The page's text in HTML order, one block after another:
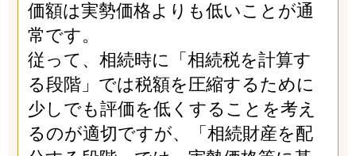
価額は実勢価格よりも低いことが通
常です。
従って、相続時に「相続税を計算す
る段階」では税額を圧縮するために
少しでも評価を低くすることを考え
るのが適切ですが、「相続財産を配